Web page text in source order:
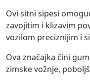
Ovi sitni sipesi
zavojitim i klizavim
vozilom preciznijim i
Ova značajka čini
zimske vožnje,